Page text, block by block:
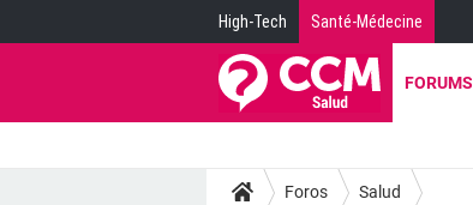
High-Tech Santé-Médecine
FORUMS
Foros Salud